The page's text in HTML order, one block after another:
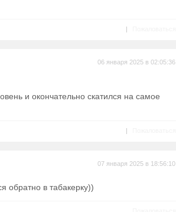
|
06 января 2025 в 02:05:36
и окончательно скатился на самое
|
07 января 2025 в 18:56:10
обратно в табакерку))